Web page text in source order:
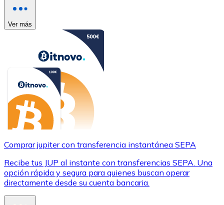
Ver más
Comprar jupiter con transferencia instantánea SEPA
Recibe tus JUP al instante con transferencias SEPA. Una
opción rápida y segura para quienes buscan operar
directamente desde su cuenta bancaria.